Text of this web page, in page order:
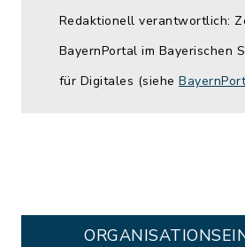
Redaktionell verantwortlich:
BayernPortal im Bayerischen
für Digitales (siehe